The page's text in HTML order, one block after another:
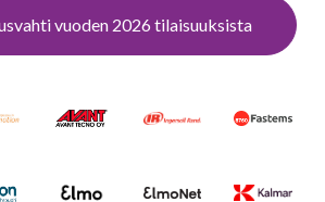
vuoden 2026 tilaisuuksista